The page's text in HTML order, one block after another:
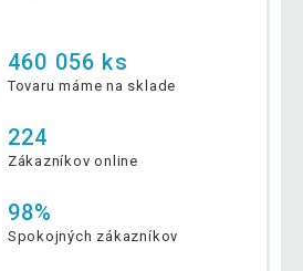
460 056 ks
Tovaru máme na sklade
224
Zákazníkov online
98%
Spokojných zákazníkov